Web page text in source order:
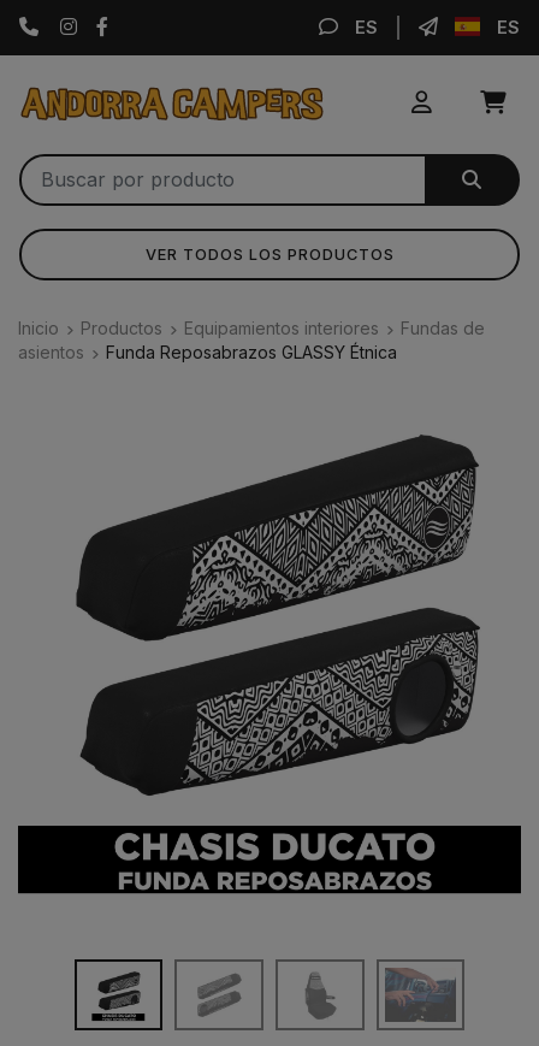
Instagram ES ES
VER TODOS LOS PRODUCTOS
Inicio Productos Equipamientos interiores
Fundas de
asientos
Funda Reposabrazos GLASSY Étnica